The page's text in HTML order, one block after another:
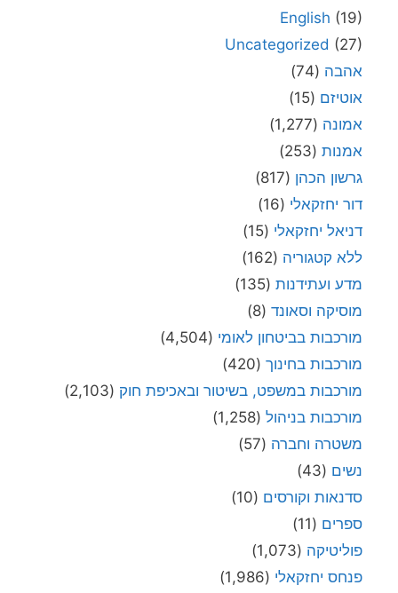
English (19)
Uncategorized (27)
אהבה (74)
אוטיזם (15)
אמונה (1,277)
אמנות (253)
גרשון הכהן (817)
דור יחזקאלי (16)
דניאל יחזקאלי (15)
ללא קטגוריה (162)
מדע ועתידנות (135)
מוסיקה וסאונד (8)
מורכבות בביטחון לאומי (4,504)
מורכבות בחינוך (420)
מורכבות במשפט, בשיטור ובאכיפת חוק (2,103)
מורכבות בניהול (1,258)
משטרה וחברה (57)
נשים (43)
סדנאות וקורסים (10)
ספרים (11)
פוליטיקה (1,073)
פנחס יחזקאלי (1,986)